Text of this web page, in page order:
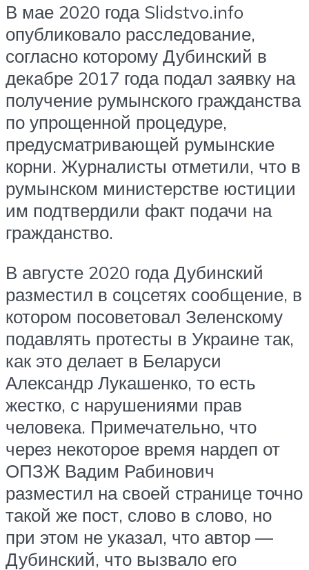
В мае 2020 года Slidstvo.info
опубликовало расследование,
согласно которому Дубинский в
декабре 2017 года подал заявку на
получение румынского гражданства
по упрощенной процедуре,
предусматривающей румынские
корни. Журналисты отметили, что в
румынском министерстве юстиции
им подтвердили факт подачи на
гражданство.
В августе 2020 года Дубинский
разместил в соцсетях сообщение, в
котором посоветовал Зеленскому
подавлять протесты в Украине так,
как это делает в Беларуси
Александр Лукашенко, то есть
жестко, с нарушениями прав
человека. Примечательно, что
через некоторое время нардеп от
ОПЗЖ Вадим Рабинович
разместил на своей странице точно
такой же пост, слово в слово, но
при этом не указал, что автор —
Дубинский, что вызвало его